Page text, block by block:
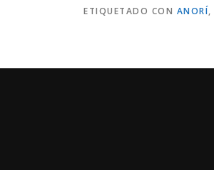
ETIQUETADO CON ANORÍ,